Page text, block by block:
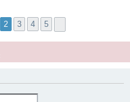
2 3 4 5